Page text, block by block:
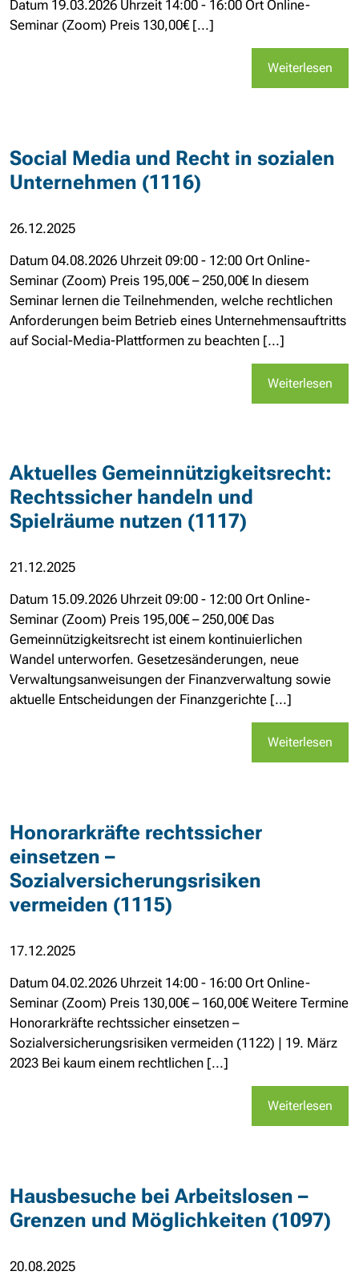
Datum 19.03.2026 Uhrzeit 14:00 - 16:00 Ort Online-
Seminar (Zoom) Preis 130,00€ [...]
Weiterlesen
Social Media und Recht in sozialen
Unternehmen (1116)
26.12.2025
Datum 04.08.2026 Uhrzeit 09:00 - 12:00 Ort Online-
Seminar (Zoom) Preis 195,00€ – 250,00€ In diesem
Seminar lernen die Teilnehmenden, welche rechtlichen
Anforderungen beim Betrieb eines Unternehmensauftritts
auf Social-Media-Plattformen zu beachten [...]
Weiterlesen
Aktuelles Gemeinnützigkeitsrecht:
Rechtssicher handeln und
Spielräume nutzen (1117)
21.12.2025
Datum 15.09.2026 Uhrzeit 09:00 - 12:00 Ort Online-
Seminar (Zoom) Preis 195,00€ – 250,00€ Das
Gemeinnützigkeitsrecht ist einem kontinuierlichen
Wandel unterworfen. Gesetzesänderungen, neue
Verwaltungsanweisungen der Finanzverwaltung sowie
aktuelle Entscheidungen der Finanzgerichte [...]
Weiterlesen
Honorarkräfte rechtssicher
einsetzen –
Sozialversicherungsrisiken
vermeiden (1115)
17.12.2025
Datum 04.02.2026 Uhrzeit 14:00 - 16:00 Ort Online-
Seminar (Zoom) Preis 130,00€ – 160,00€ Weitere Termine
Honorarkräfte rechtssicher einsetzen –
Sozialversicherungsrisiken vermeiden (1122) | 19. März
2023 Bei kaum einem rechtlichen [...]
Weiterlesen
Hausbesuche bei Arbeitslosen –
Grenzen und Möglichkeiten (1097)
20.08.2025